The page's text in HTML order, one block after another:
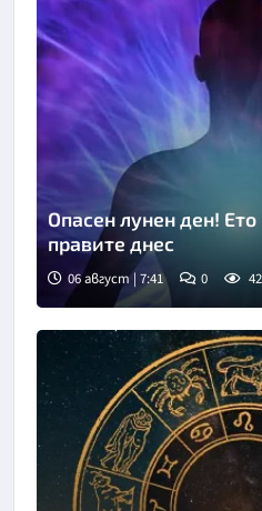
Опасен лунен ден!
правите днес
06 август | 7:41 0